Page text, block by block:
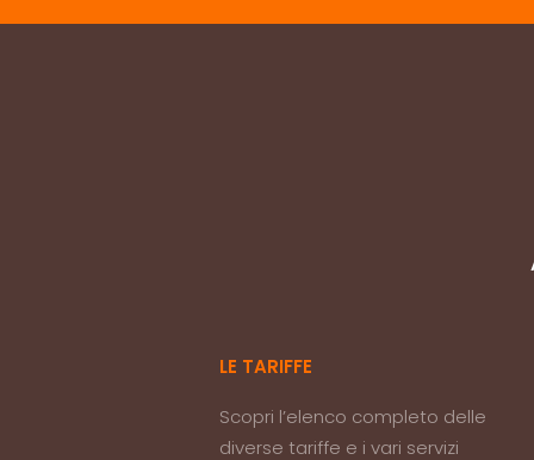
LE TARIFFE
Scopri l’elenco completo delle
diverse tariffe e i vari servizi